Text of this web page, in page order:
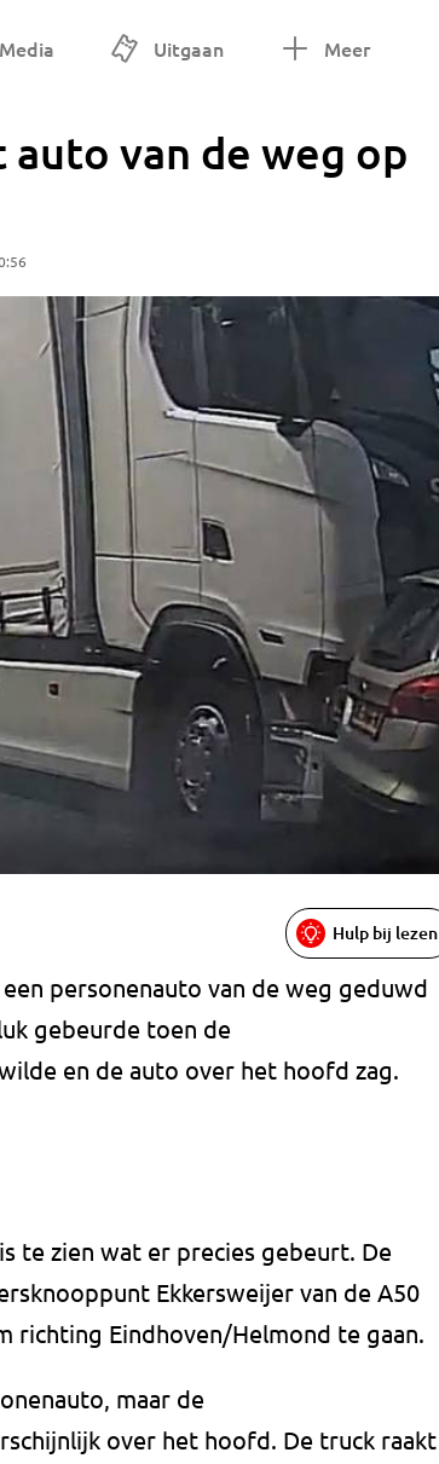
Media Uitgaan Meer
van de weg op
Hulp bij lezen
personenauto van de weg geduwd
gebeurde toen de
en de auto over het hoofd zag.
is te zien wat er precies gebeurt. De
Ekkersweijer van de A50
richting Eindhoven/Helmond te gaan.
maar de
over het hoofd. De truck raakt